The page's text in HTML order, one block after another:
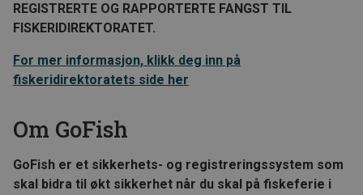
REGISTRERTE OG RAPPORTERTE FANGST TIL
FISKERIDIREKTORATET.
For mer informasjon, klikk deg inn på
fiskeridirektoratets side her
Om GoFish
GoFish er et sikkerhets- og registreringssystem som
skal bidra til økt sikkerhet når du skal på fiskeferie i